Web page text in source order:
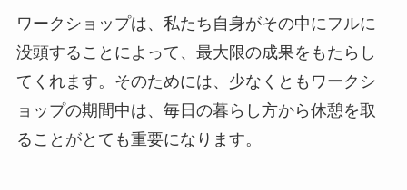
ワークショップは、私たち自身がその中にフルに
没頭することによって、最大限の成果をもたらし
てくれます。そのためには、少なくともワークシ
ョップの期間中は、毎日の暮らし方から休憩を取
ることがとても重要になります。